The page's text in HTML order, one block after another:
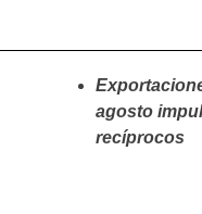
agosto
recíprocos